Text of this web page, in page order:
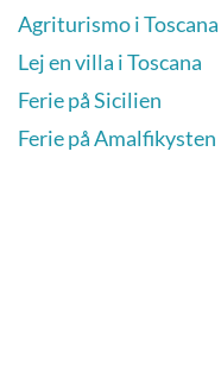
Agriturismo i Toscana
Lej en villa i Toscana
Ferie på Sicilien
Ferie på Amalfikysten